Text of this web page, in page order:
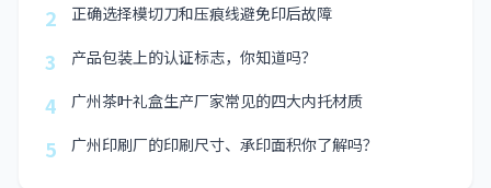
2 正确选择模切刀和压痕线避免印后故障
3 产品包装上的认证标志，你知道吗？
4 广州茶叶礼盒生产厂家常见的四大内托材质
5 广州印刷厂的印刷尺寸、承印面积你了解吗？